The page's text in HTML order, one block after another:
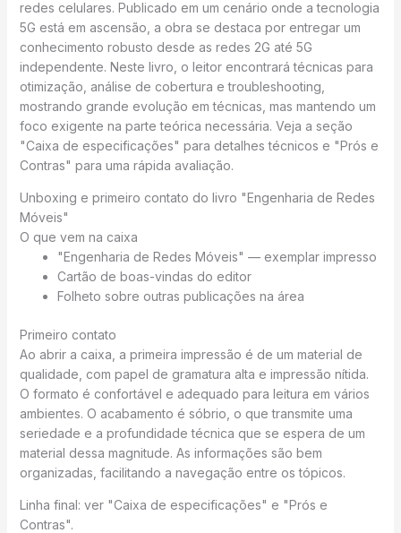
redes celulares. Publicado em um cenário onde a tecnologia
5G está em ascensão, a obra se destaca por entregar um
conhecimento robusto desde as redes 2G até 5G
independente. Neste livro, o leitor encontrará técnicas para
otimização, análise de cobertura e troubleshooting,
mostrando grande evolução em técnicas, mas mantendo um
foco exigente na parte teórica necessária. Veja a seção
"Caixa de especificações" para detalhes técnicos e "Prós e
Contras" para uma rápida avaliação.
Unboxing e primeiro contato do livro "Engenharia de Redes
Móveis"
O que vem na caixa
"Engenharia de Redes Móveis" — exemplar impresso
Cartão de boas-vindas do editor
Folheto sobre outras publicações na área
Primeiro contato
Ao abrir a caixa, a primeira impressão é de um material de
qualidade, com papel de gramatura alta e impressão nítida.
O formato é confortável e adequado para leitura em vários
ambientes. O acabamento é sóbrio, o que transmite uma
seriedade e a profundidade técnica que se espera de um
material dessa magnitude. As informações são bem
organizadas, facilitando a navegação entre os tópicos.
Linha final: ver "Caixa de especificações" e "Prós e
Contras".